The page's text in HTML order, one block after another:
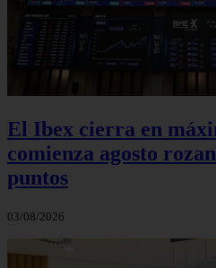
El Ibex cierra en
comienza agosto
puntos
03/08/2026